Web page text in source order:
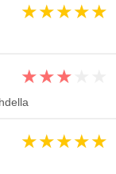
★★★★★
★★★
★★★★★